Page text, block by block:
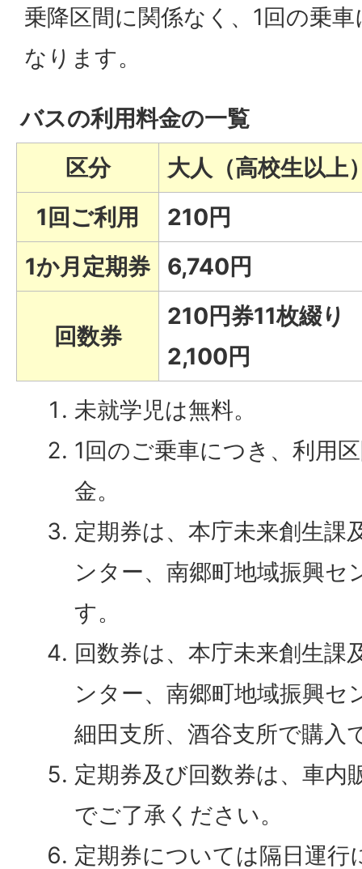
乗降区間に関係なく、1回の乗
なります。
バスの利用料金の一覧
区分
大人（高校生以上
1回ご利用
210円
1か月定期券
6,740円
回数券
210円券11枚綴り
2,100円
未就学児は無料。
1回のご乗車につき、利用
金。
定期券は、本庁未来創生課
ンター、南郷町地域振興セ
す。
回数券は、本庁未来創生課
ンター、南郷町地域振興セ
細田支所、酒谷支所で購入
定期券及び回数券は、車内
でご了承ください。
定期券については隔日運行